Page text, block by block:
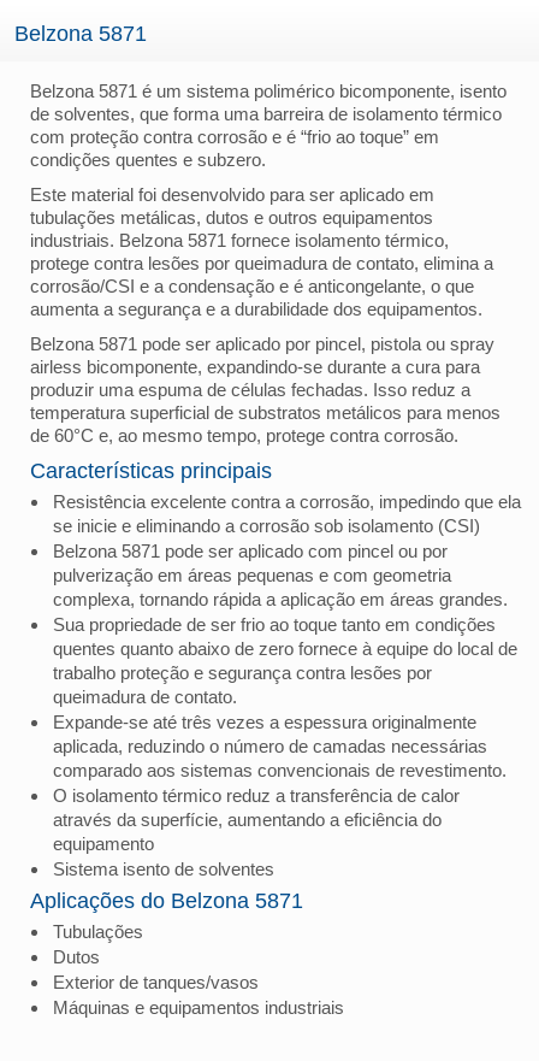
Belzona 5871
Belzona 5871 é um sistema polimérico bicomponente, isento
de solventes, que forma uma barreira de isolamento térmico
com proteção contra corrosão e é “frio ao toque” em
condições quentes e subzero.
Este material foi desenvolvido para ser aplicado em
tubulações metálicas, dutos e outros equipamentos
industriais. Belzona 5871 fornece isolamento térmico,
protege contra lesões por queimadura de contato, elimina a
corrosão/CSI e a condensação e é anticongelante, o que
aumenta a segurança e a durabilidade dos equipamentos.
Belzona 5871 pode ser aplicado por pincel, pistola ou spray
airless bicomponente, expandindo-se durante a cura para
produzir uma espuma de células fechadas. Isso reduz a
temperatura superficial de substratos metálicos para menos
de 60°C e, ao mesmo tempo, protege contra corrosão.
Características principais
Resistência excelente contra a corrosão, impedindo que ela
se inicie e eliminando a corrosão sob isolamento (CSI)
Belzona 5871 pode ser aplicado com pincel ou por
pulverização em áreas pequenas e com geometria
complexa, tornando rápida a aplicação em áreas grandes.
Sua propriedade de ser frio ao toque tanto em condições
quentes quanto abaixo de zero fornece à equipe do local de
trabalho proteção e segurança contra lesões por
queimadura de contato.
Expande-se até três vezes a espessura originalmente
aplicada, reduzindo o número de camadas necessárias
comparado aos sistemas convencionais de revestimento.
O isolamento térmico reduz a transferência de calor
através da superfície, aumentando a eficiência do
equipamento
Sistema isento de solventes
Aplicações do Belzona 5871
Tubulações
Dutos
Exterior de tanques/vasos
Máquinas e equipamentos industriais